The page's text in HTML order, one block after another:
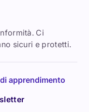
Ci
sicuri e protetti.
apprendimento